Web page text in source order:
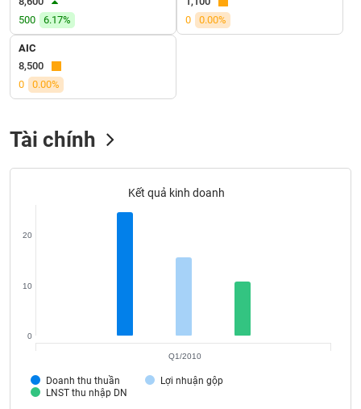
500
6.17%
0
0.00%
AIC
8,500
0
0.00%
Tài chính
Kết quả kinh doanh
Doanh thu thuần
Lợi nhuận gộp
LNST thu nhập DN
0
10
20
Q1/2010
SÓC
SỨC
KHỎE
CHÍNH
NGHỆ
DỊCH
TRUYỀN
THÔNG